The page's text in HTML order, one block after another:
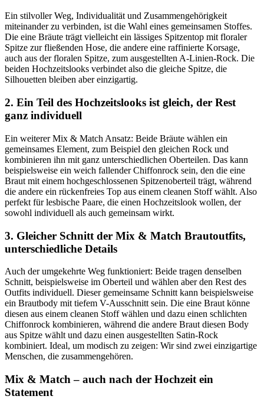
Ein stilvoller Weg, Individualität und Zusammengehörigkeit
miteinander zu verbinden, ist die Wahl eines gemeinsamen Stoffes.
Die eine Bräute trägt vielleicht ein lässiges Spitzentop mit floraler
Spitze zur fließenden Hose, die andere eine raffinierte Korsage,
auch aus der floralen Spitze, zum ausgestellten A-Linien-Rock. Die
beiden Hochzeitslooks verbindet also die gleiche Spitze, die
Silhouetten bleiben aber einzigartig.
2. Ein Teil des Hochzeitslooks ist gleich, der Rest
ganz individuell
Ein weiterer Mix & Match Ansatz: Beide Bräute wählen ein
gemeinsames Element, zum Beispiel den gleichen Rock und
kombinieren ihn mit ganz unterschiedlichen Oberteilen. Das kann
beispielsweise ein weich fallender Chiffonrock sein, den die eine
Braut mit einem hochgeschlossenen Spitzenoberteil trägt, während
die andere ein rückenfreies Top aus einem cleanen Stoff wählt. Also
perfekt für lesbische Paare, die einen Hochzeitslook wollen, der
sowohl individuell als auch gemeinsam wirkt.
3. Gleicher Schnitt der Mix & Match Brautoutfits,
unterschiedliche Details
Auch der umgekehrte Weg funktioniert: Beide tragen denselben
Schnitt, beispielsweise im Oberteil und wählen aber den Rest des
Outfits individuell. Dieser gemeinsame Schnitt kann beispielsweise
ein Brautbody mit tiefem V-Ausschnitt sein. Die eine Braut könne
diesen aus einem cleanen Stoff wählen und dazu einen schlichten
Chiffonrock kombinieren, während die andere Braut diesen Body
aus Spitze wählt und dazu einen ausgestellten Satin-Rock
kombiniert. Ideal, um modisch zu zeigen: Wir sind zwei einzigartige
Menschen, die zusammengehören.
Mix & Match – auch nach der Hochzeit ein
Statement